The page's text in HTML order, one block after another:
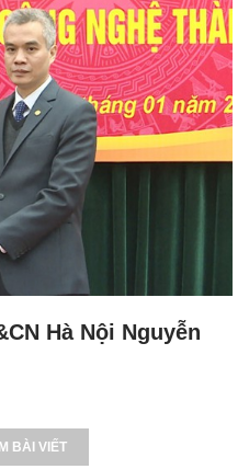
Hà Nội Nguyễn
BÀI VIẾT